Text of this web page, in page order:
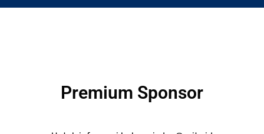
Premium Sponsor